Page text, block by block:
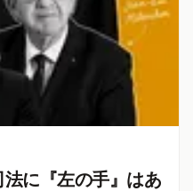
に『左の手』はあ